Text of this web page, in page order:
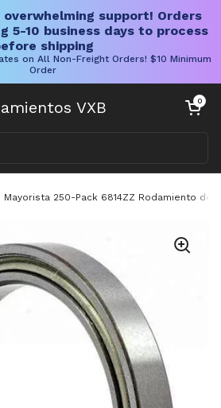
support! Orders
5-10 business days to process
shipping
on All Non-Freight Orders! $10 Minimum
Order
VXB Carrito0
Mayorista 250-Pack 6814ZZ Rodamiento de